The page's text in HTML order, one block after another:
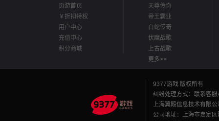
页游首页
￥折扣特权
用户中心
充值中心
积分商城
天尊传奇
帝王霸业
白蛇传奇
伏魔战歌
上古战歌
更多>>
9377游戏 版权所有
纠纷处理方式：联系客服
上海翼殿信息技术有限
公司地址：上海市嘉定